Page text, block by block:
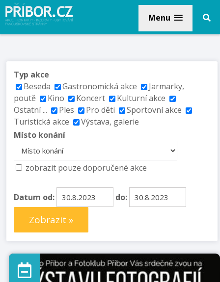
Menu
Typ akce
Beseda
Gastronomická akce
Jarmarky,
poutě
Kino Koncert
Kulturní akce
Ostatní ...
Ples Pro děti
Sportovní akce
Turistická akce
Výstava, galerie
Místo konání
zobrazit pouze doporučené akce
Datum od: do:
Zobrazit »